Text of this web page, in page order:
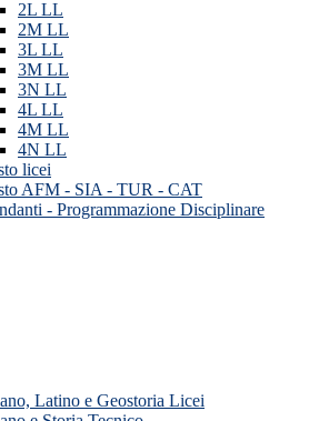
2L LL
2M LL
3L LL
3M LL
3N LL
4L LL
4M LL
4N LL
licei
AFM - SIA - TUR - CAT
- Programmazione Disciplinare
Latino e Geostoria Licei